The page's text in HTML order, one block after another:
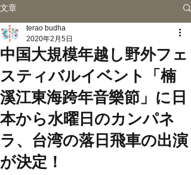
文章
中国大規模年越し野外フェ
スティバルイベント「楠
溪江東海跨年音樂節」に日
本から水曜日のカンパネ
ラ、台湾の落日飛車の出演
が決定！
terao budha
2020年2月5日